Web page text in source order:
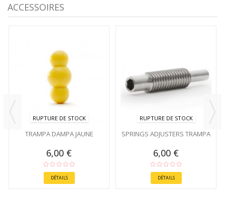
ACCESSOIRES
RUPTURE DE STOCK
TRAMPA DAMPA JAUNE
6,00 €
DÉTAILS
RUPTURE DE STOCK
SPRINGS ADJUSTERS TRAMPA
6,00 €
DÉTAILS